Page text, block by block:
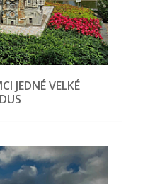
JEDNÉ VELKÉ